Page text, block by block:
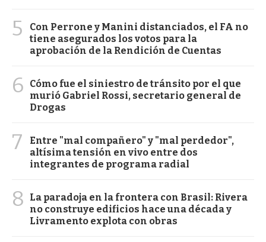
5
Con Perrone y Manini distanciados, el FA no
tiene asegurados los votos para la
aprobación de la Rendición de Cuentas
6
Cómo fue el siniestro de tránsito por el que
murió Gabriel Rossi, secretario general de
Drogas
7
Entre "mal compañero" y "mal perdedor",
altísima tensión en vivo entre dos
integrantes de programa radial
8
La paradoja en la frontera con Brasil: Rivera
no construye edificios hace una década y
Livramento explota con obras